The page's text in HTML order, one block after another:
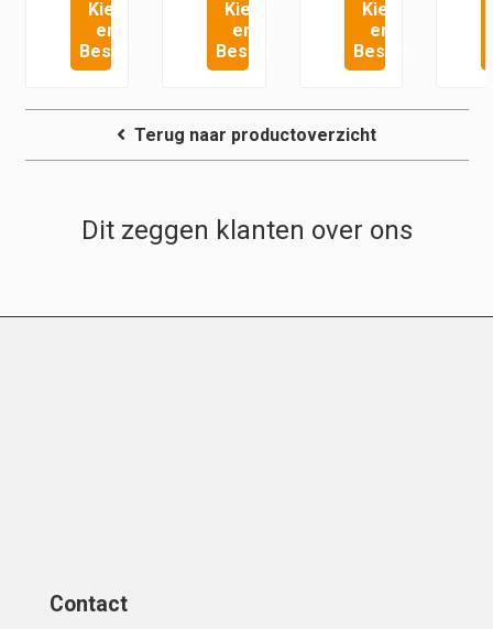
Kies
en
Bestel
Kies
en
Bestel
Kies
en
Bestel
Terug naar productoverzicht
Dit zeggen klanten over ons
Contact